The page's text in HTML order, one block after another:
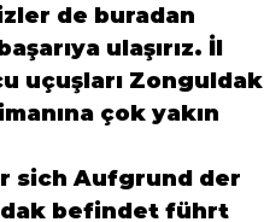
de buradan
ulaşırız. İl
uçuşları Zonguldak
çok yakın
sich Aufgrund der
befindet führt